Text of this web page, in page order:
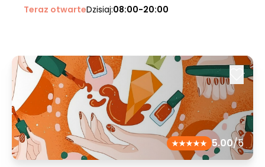
Teraz otwarteDzisiaj:08:00-20:00
5.00/5